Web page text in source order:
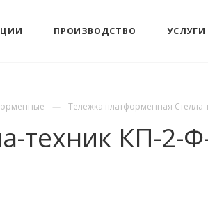
ПРОИЗВОДСТВО УСЛУГИ
Тележка платформенная
КП-2-